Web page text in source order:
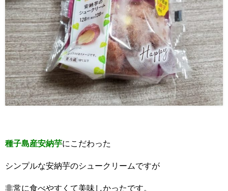
種子島産安納芋にこだわった
シンプルな安納芋のシュークリームですが
非常に食べやすくて美味しかったです。